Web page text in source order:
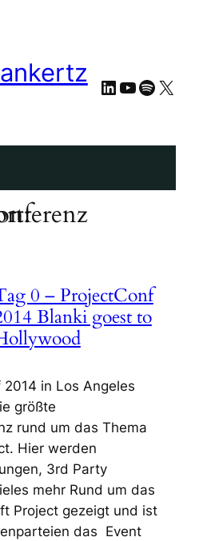
LinkedIn
YouTube
Spotify
X
0 – ProjectConf
Blanki goest to
2014 in Los Angeles
größte
rund um das Thema
Hier werden
3rd Party
mehr Rund um das
Project gezeigt und ist
das Event